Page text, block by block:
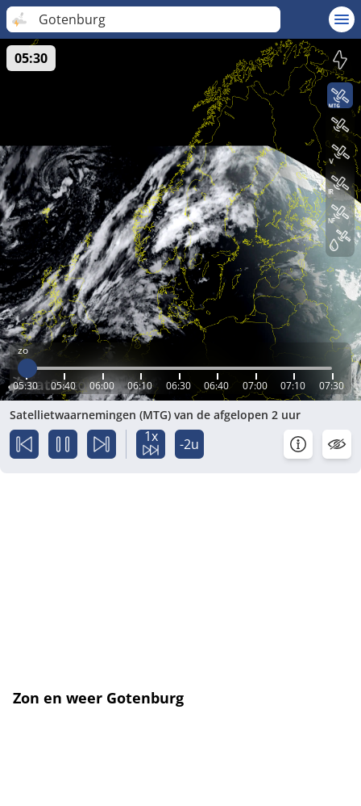
Gotenburg
zo
05:30 05:40 06:00 06:10 06:30 06:40 07:00 07:10 07:30
05:30
Satellietwaarnemingen (MTG) van de afgelopen 2 uur
1x -2u
Zon en weer Gotenburg